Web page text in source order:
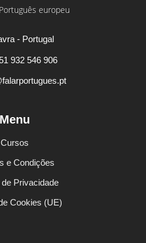
europeu
- Portugal
932 546 906
Menu
Cursos
e Condições
Privacidade
Cookies (UE)